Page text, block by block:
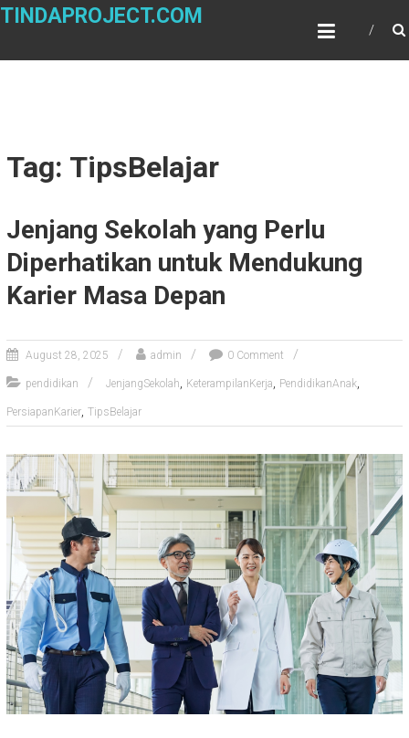
Skip
TINDAPROJECT.COM
Tag: TipsBelajar
Jenjang Sekolah yang Perlu
Diperhatikan untuk Mendukung
Karier Masa Depan
August 28, 2025 admin 0 Comment
pendidikan JenjangSekolah, KeterampilanKerja, PendidikanAnak,
PersiapanKarier, TipsBelajar